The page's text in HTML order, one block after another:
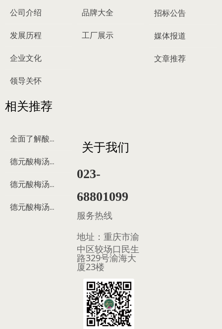
公司介绍
发展历程
企业文化
领导关怀
品牌大全
工厂展示
招标公告
媒体报道
文章推荐
关于我们
023-
68801099
服务热线
地址： 重庆市渝
中区较场口民生
路329号渝海大
厦23楼
相关推荐
全面了解酸梅汤
德元酸梅汤来历
德元酸梅汤制作过程
德元酸梅汤多少钱